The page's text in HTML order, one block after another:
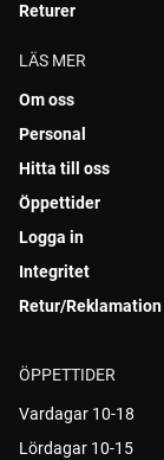
Returer
LÄS MER
Om oss
Personal
Hitta till oss
Öppettider
Logga in
Integritet
Retur/Reklamation
ÖPPETTIDER
Vardagar 10-18
Lördagar 10-15